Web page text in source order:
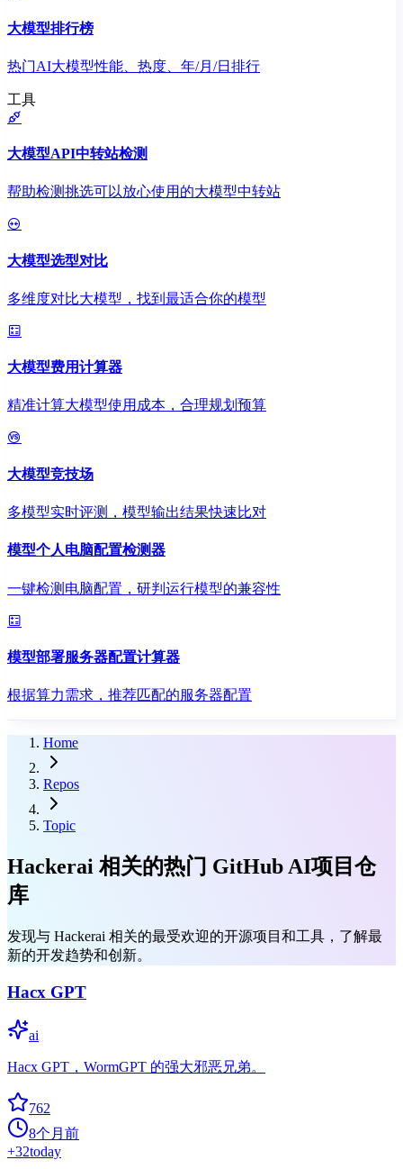
大模型排行榜
热门AI大模型性能、热度、年/月/日排行
工具
大模型API中转站检测
帮助检测挑选可以放心使用的大模型中转站
大模型选型对比
多维度对比大模型，找到最适合你的模型
大模型费用计算器
精准计算大模型使用成本，合理规划预算
大模型竞技场
多模型实时评测，模型输出结果快速比对
模型个人电脑配置检测器
一键检测电脑配置，研判运行模型的兼容性
模型部署服务器配置计算器
根据算力需求，推荐匹配的服务器配置
Home
Repos
Topic
Hackerai 相关的热门 GitHub AI项目仓
库
发现与 Hackerai 相关的最受欢迎的开源项目和工具，了解最
新的开发趋势和创新。
Hacx GPT
ai
Hacx GPT，WormGPT 的强大邪恶兄弟。
762
8个月前
+32today